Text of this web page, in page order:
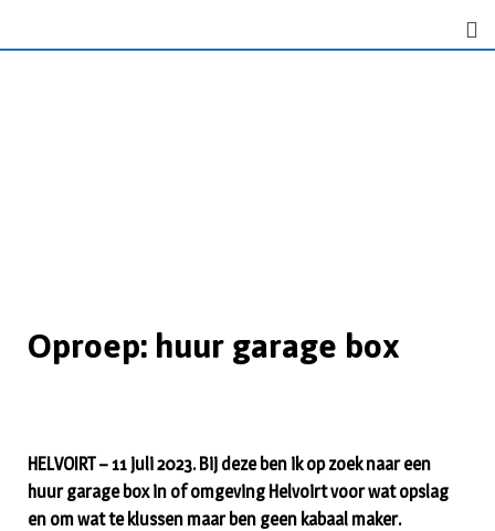
Oproep: huur garage box
HELVOIRT – 11 juli 2023. Bij deze ben ik op zoek naar een
huur garage box in of omgeving Helvoirt voor wat opslag
en om wat te klussen maar ben geen kabaal maker.